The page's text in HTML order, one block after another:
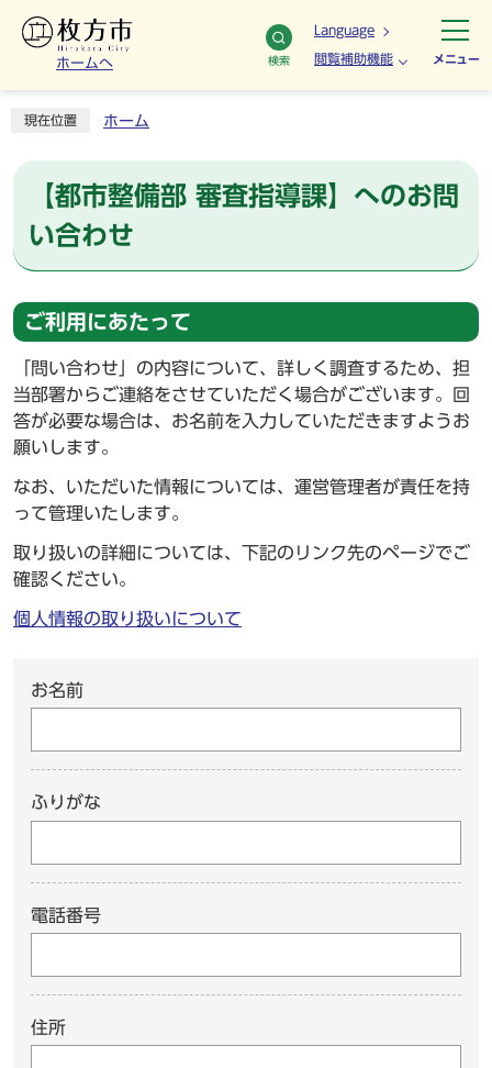
ホームへ 検索
Language
閲覧補助機能 メニュー
現在位置 ホーム
【都市整備部 審査指導課】へのお問
い合わせ
ご利用にあたって
「問い合わせ」の内容について、詳しく調査するため、担
当部署からご連絡をさせていただく場合がございます。回
答が必要な場合は、お名前を入力していただきますようお
願いします。
なお、いただいた情報については、運営管理者が責任を持
って管理いたします。
取り扱いの詳細については、下記のリンク先のページでご
確認ください。
個人情報の取り扱いについて
お名前
ふりがな
電話番号
住所